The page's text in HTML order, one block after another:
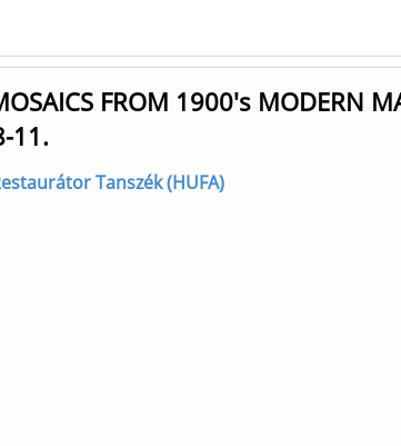
FROM 1900's MODERN
11.
Tanszék (HUFA)